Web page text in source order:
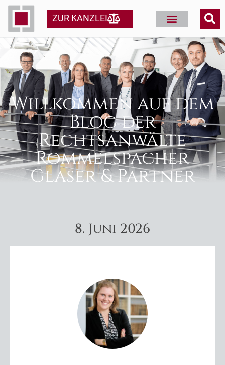
ZUR KANZLEI
Willkommen auf dem
Blog der
Rechtsanwälte
Rommelspacher
Glaser & Partner
8. Juni 2026